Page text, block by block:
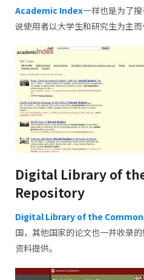
Academic Index一样也是为了
说使用者以大学生和研究生为主而
Digital Library of
Repository
Digital Library of the
国，其他国家的论文也一并收录
资料提供。